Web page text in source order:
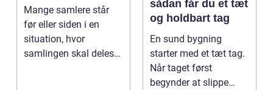
Mange samlere står
før eller siden i en
situation, hvor
samlingen skal deles
sådan får du et tæt
og holdbart tag
En sund bygning
starter med et tæt tag.
Når taget først
begynder at slippe